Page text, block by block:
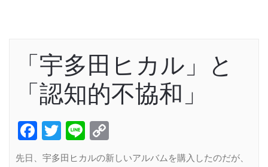
「宇多田ヒカル」と
「認知的不協和」
Facebook
Twitter
Line
Link
先日、宇多田ヒカルの新しいアルバムを購入したのだが、